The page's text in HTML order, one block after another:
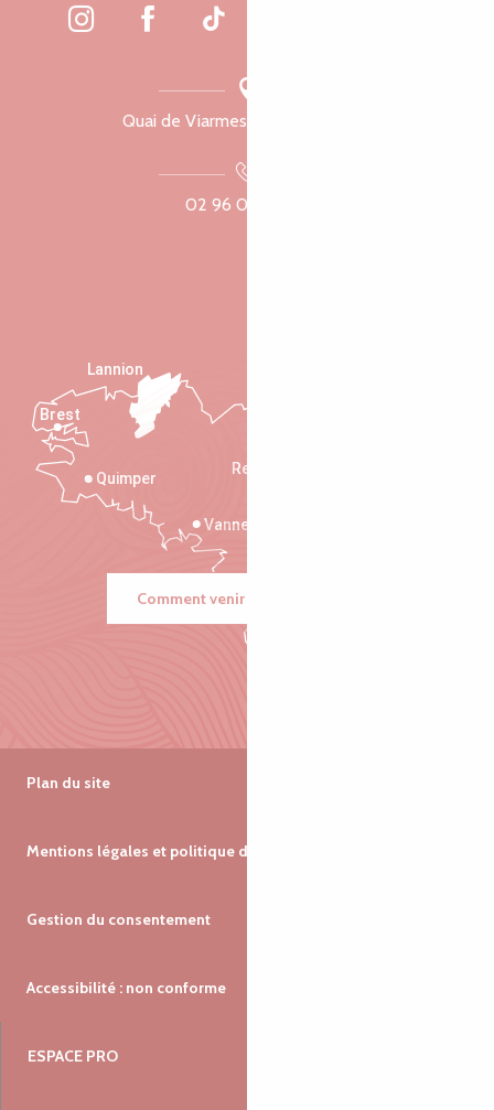
Quai de Viarmes, 22300 Lannion
02 96 05 60 70
Rennes
Vannes
Quimper
Lannion
Brest
Comment venir ?
Plan du site
Mentions légales et politique de confidentialité
Gestion du consentement
Accessibilité : non conforme
ESPACE PRO